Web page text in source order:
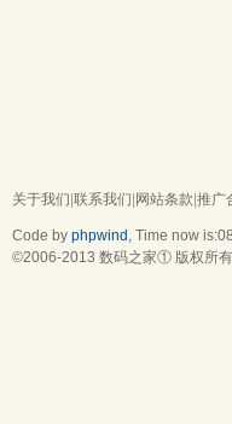
关于我们|联系我们|网站条款|推广
Code by phpwind , Time now
©2006-2013 数码之家① 版权所有